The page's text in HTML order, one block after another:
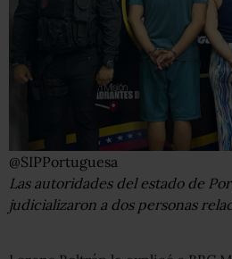
@SIPPortuguesa
Las autoridades del estado de
judicializaron a dos personas